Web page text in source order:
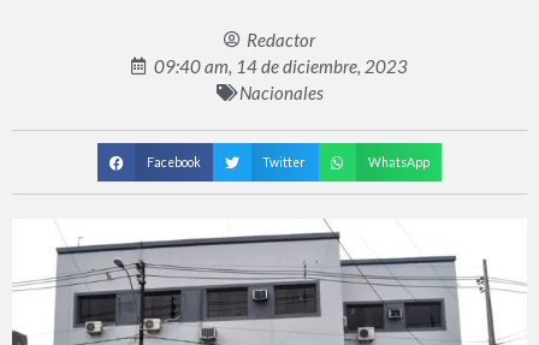
Redactor
09:40 am, 14 de diciembre, 2023
Nacionales
Facebook Twitter WhatsApp